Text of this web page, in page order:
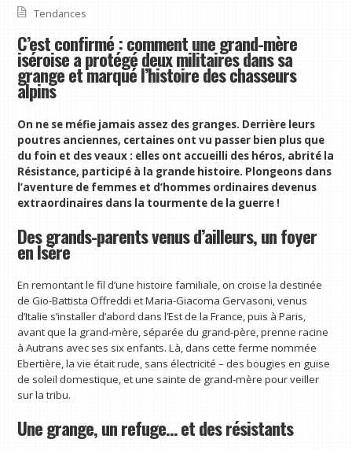
Tendances
C’est confirmé : comment une grand-mère
iséroise a protégé deux militaires dans sa
grange et marqué l’histoire des chasseurs
alpins
On ne se méfie jamais assez des granges. Derrière leurs
poutres anciennes, certaines ont vu passer bien plus que
du foin et des veaux : elles ont accueilli des héros, abrité la
Résistance, participé à la grande histoire. Plongeons dans
l’aventure de femmes et d’hommes ordinaires devenus
extraordinaires dans la tourmente de la guerre !
Des grands-parents venus d’ailleurs, un foyer
en Isère
En remontant le fil d’une histoire familiale, on croise la destinée
de Gio-Battista Offreddi et Maria-Giacoma Gervasoni, venus
d’Italie s’installer d’abord dans l’Est de la France, puis à Paris,
avant que la grand-mère, séparée du grand-père, prenne racine
à Autrans avec ses six enfants. Là, dans cette ferme nommée
Ebertière, la vie était rude, sans électricité – des bougies en guise
de soleil domestique, et une sainte de grand-mère pour veiller
sur la tribu.
Une grange, un refuge… et des résistants